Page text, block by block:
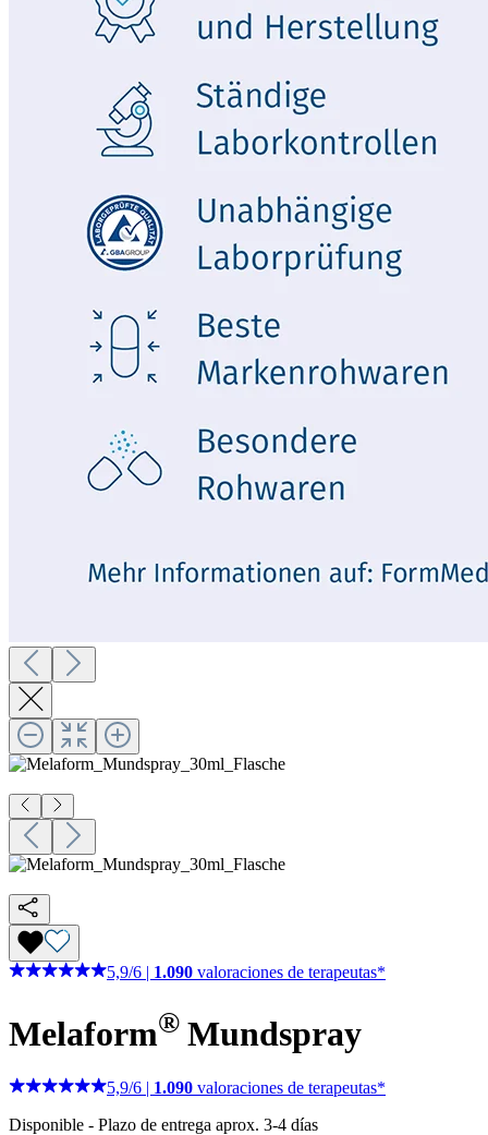
5,9/6 1.090 valoraciones de terapeutas*
Melaform® Mundspray
5,9/6 | 1.090 valoraciones de terapeutas*
Disponible - Plazo de entrega aprox. 3-4 días